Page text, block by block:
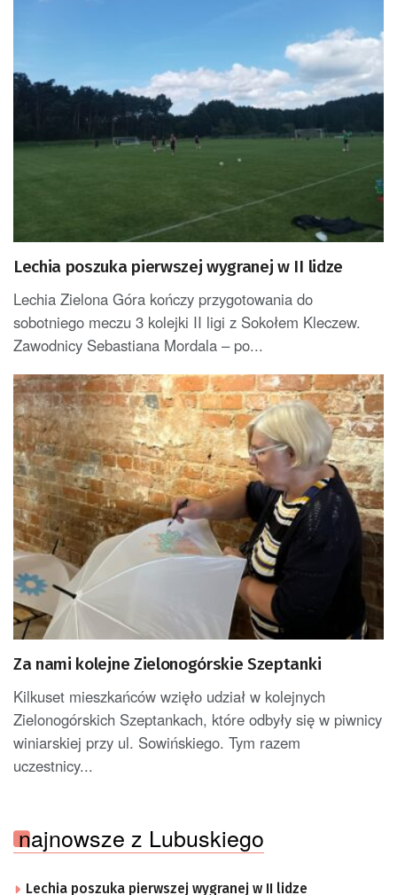
Lechia poszuka pierwszej wygranej w II lidze
Lechia Zielona Góra kończy przygotowania do
sobotniego meczu 3 kolejki II ligi z Sokołem Kleczew.
Zawodnicy Sebastiana Mordala – po...
Za nami kolejne Zielonogórskie Szeptanki
Kilkuset mieszkańców wzięło udział w kolejnych
Zielonogórskich Szeptankach, które odbyły się w piwnicy
winiarskiej przy ul. Sowińskiego. Tym razem
uczestnicy...
najnowsze z Lubuskiego
Lechia poszuka pierwszej wygranej w II lidze